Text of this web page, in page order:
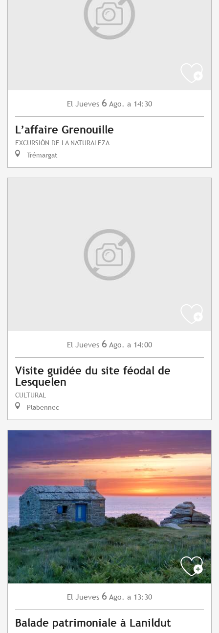
El Jueves 6 Ago. a 14:30
L’affaire Grenouille
EXCURSIÓN DE LA NATURALEZA
Trémargat
El Jueves 6 Ago. a 14:00
Visite guidée du site féodal de
Lesquelen
CULTURAL
Plabennec
El Jueves 6 Ago. a 13:30
Balade patrimoniale à Lanildut